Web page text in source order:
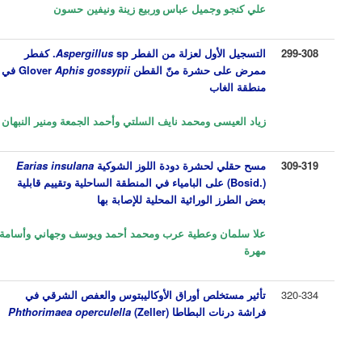
علي كنجو وجميل عباس وربيع زينة ونيفين حسون
299-308 التسجيل الأول لعزلة من الفطر Aspergillussp.
كفطر
ممرض على حشرة منّ القطن
Glover Aphis gossypii
في
منطقة الغاب
زياد العيسى ومحمد نايف السلتيوأحمد الجمعة ومنير النبهان
309-319 مسح حقلي لحشرة دودة اللوز الشوكية Earias insulana
(Bosid.) على البامياء في المنطقة الساحلية وتقييم قابلية
بعض الطرز الوراثية المحلية للإصابة بها
علا سلمان وعطية عرب ومحمد أحمد ويوسف وجهاني وأسامة
مهرة
320-334 تأثير مستخلص أوراق الأوكاليبتوس والعفص الشرقي في
فراشة درنات البطاطا Phthorimaea operculella(Zeller)